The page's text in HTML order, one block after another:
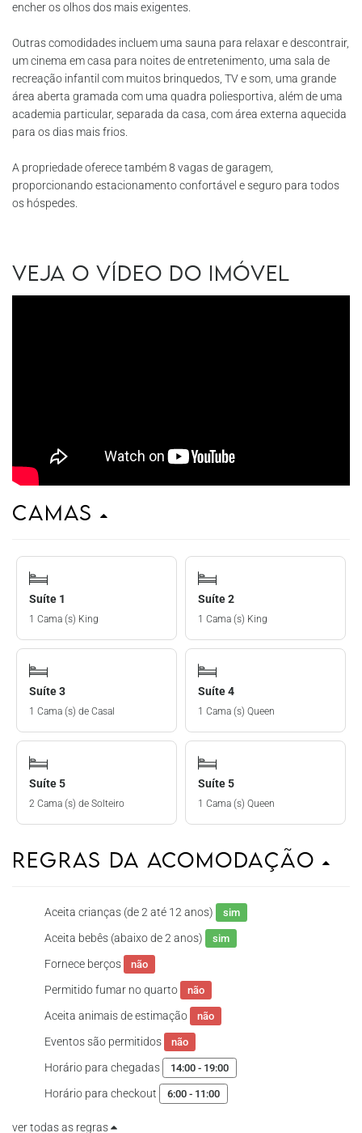
encher os olhos dos mais exigentes.
Outras comodidades incluem uma sauna para relaxar e descontrair,
um cinema em casa para noites de entretenimento, uma sala de
recreação infantil com muitos brinquedos, TV e som, uma grande
área aberta gramada com uma quadra poliesportiva, além de uma
academia particular, separada da casa, com área externa aquecida
para os dias mais frios.
A propriedade oferece também 8 vagas de garagem,
proporcionando estacionamento confortável e seguro para todos
os hóspedes.
Veja o vídeo do imóvel
Camas
Suíte 1
1 Cama (s) King
Suíte 2
1 Cama (s) King
Suíte 3
1 Cama (s) de Casal
Suíte 4
1 Cama (s) Queen
Suíte 5
2 Cama (s) de Solteiro
Suíte 5
1 Cama (s) Queen
Regras da Acomodação
Aceita crianças (de 2 até 12 anos) sim
Aceita bebês (abaixo de 2 anos) sim
Fornece berços não
Permitido fumar no quarto não
Aceita animais de estimação não
Eventos são permitidos não
Horário para chegadas 14:00 - 19:00
Horário para checkout 6:00 - 11:00
ver todas as regras